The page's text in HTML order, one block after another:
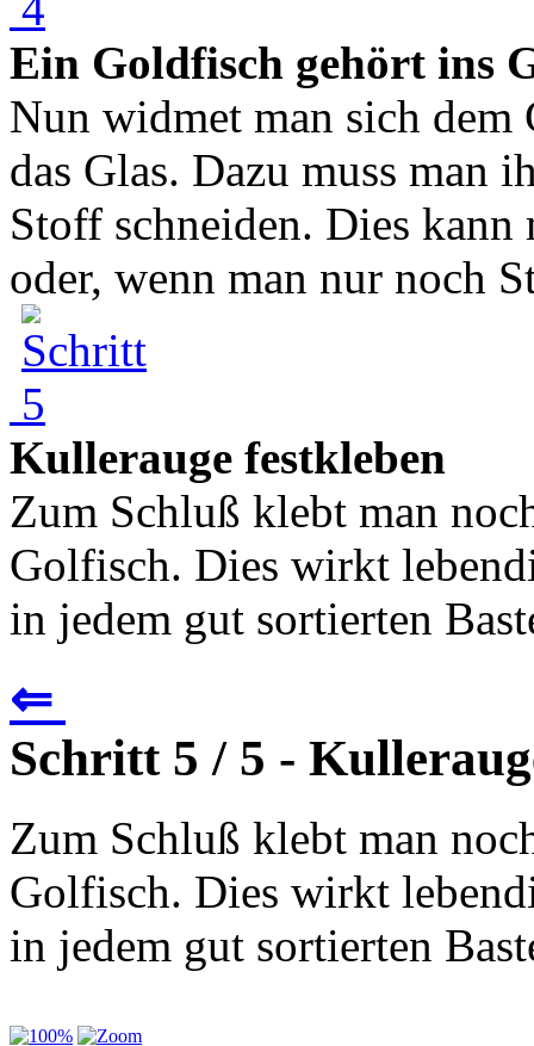
Ein Goldfisch gehört ins
Nun widmet man sich dem
das Glas. Dazu muss man
Stoff schneiden. Dies
oder, wenn man nur noch
Kullerauge festkleben
Zum Schluß klebt man
Golfisch. Dies wirkt
in jedem gut sortierten
⇐
Schritt 5 / 5 -
Zum Schluß klebt man
Golfisch. Dies wirkt
in jedem gut sortierten